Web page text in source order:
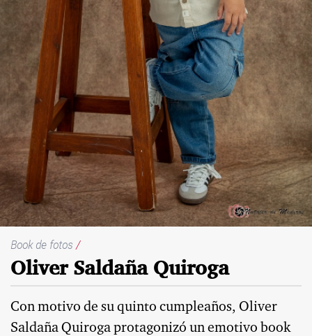
Book de fotos /
Oliver Saldaña Quiroga
Con motivo de su quinto cumpleaños, Oliver
Saldaña Quiroga protagonizó un emotivo book